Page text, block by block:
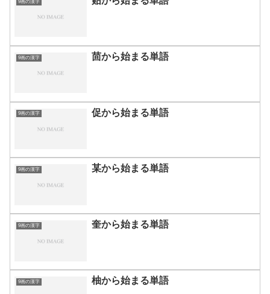
9画の漢字
9画の漢字 茴から始まる単語
9画の漢字 促から始まる単語
9画の漢字 某から始まる単語
9画の漢字 奎から始まる単語
9画の漢字 柚から始まる単語